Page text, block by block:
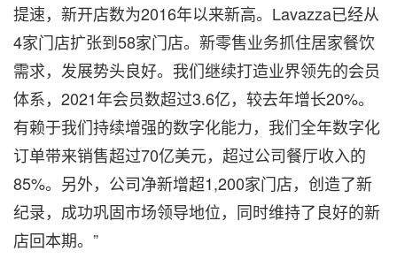
提速，新开店数为2016年以来新高。Lavazza已经从
4家门店扩张到58家门店。新零售业务抓住居家餐饮
需求，发展势头良好。我们继续打造业界领先的会员
体系，2021年会员数超过3.6亿，较去年增长20%。
有赖于我们持续增强的数字化能力，我们全年数字化
订单带来销售超过70亿美元，超过公司餐厅收入的
85%。另外，公司净新增超1,200家门店，创造了新
纪录，成功巩固市场领导地位，同时维持了良好的新
店回本期。”